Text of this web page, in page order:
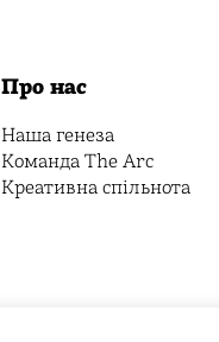
Про нас
Наша генеза
Команда The Arc
Креативна спільнота